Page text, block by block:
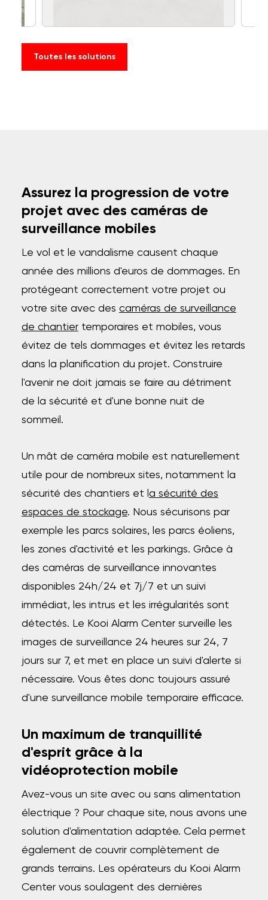
Toutes les solutions
Assurez la progression de votre
projet avec des caméras de
surveillance mobiles
Le vol et le vandalisme causent chaque
année des millions d'euros de dommages. En
protégeant correctement votre projet ou
votre site avec des caméras de surveillance
de chantiertemporaires et mobiles, vous
évitez de tels dommages et évitez les retards
dans la planification du projet. Construire
l'avenir ne doit jamais se faire au détriment
de la sécurité et d'une bonne nuit de
sommeil.
Un mât de caméra mobile est naturellement
utile pour de nombreux sites, notamment la
sécurité des chantiers et l a sécurité des
espaces de stockage. Nous sécurisons par
exemple les parcs solaires, les parcs éoliens,
les zones d'activité et les parkings. Grâce à
des caméras de surveillance innovantes
disponibles 24h/24 et 7j/7 et un suivi
immédiat, les intrus et les irrégularités sont
détectés. Le Kooi Alarm Center surveille les
images de surveillance 24 heures sur 24, 7
jours sur 7, et met en place un suivi d'alerte si
nécessaire. Vous êtes donc toujours assuré
d'une surveillance mobile temporaire efficace.
Un maximum de tranquillité
d'esprit grâce à la
vidéoprotection mobile
Avez-vous un site avec ou sans alimentation
électrique ? Pour chaque site, nous avons une
solution d'alimentation adaptée. Cela permet
également de couvrir complètement de
grands terrains. Les opérateurs du Kooi Alarm
Center vous soulagent des dernières